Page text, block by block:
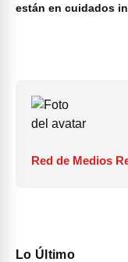
están en cuidados
Red de Medios
Lo Último